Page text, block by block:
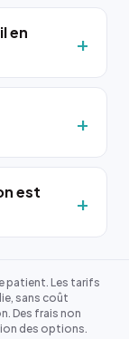
en
est
patient. Les tarifs
sans coût
Des frais non
des options.